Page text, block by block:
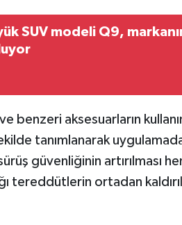
SUV modeli Q9,
benzeri aksesuarların
tanımlanarak
güvenliğinin artırılması
tereddütlerin ortadan